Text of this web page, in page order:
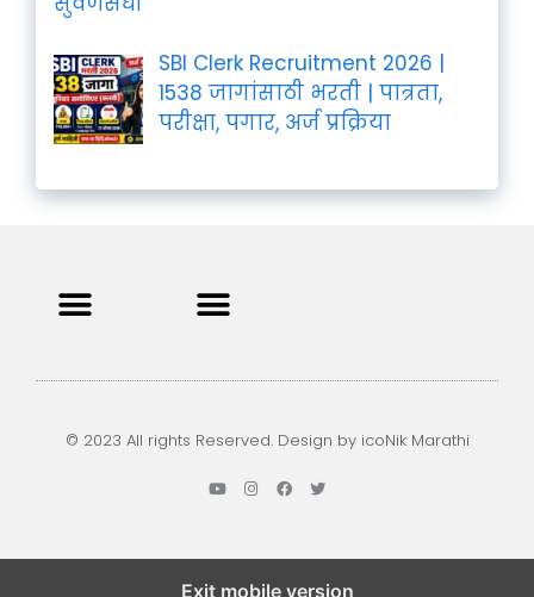
SBI Clerk Recruitment 2026 |
1538 जागांसाठी भरती | पात्रता,
परीक्षा, पगार, अर्ज प्रक्रिया
© 2023 All rights Reserved. Design by icoNik Marathi
Exit mobile version